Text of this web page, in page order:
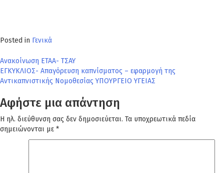
Posted in Γενικά
Πλοήγηση
άρθρων
Ανακοίνωση ΕΤΑΑ- ΤΣΑΥ
ΕΓΚΥΚΛΙΟΣ- Απαγόρευση καπνίσματος – εφαρμογή της
Αντικαπνιστικής Νομοθεσίας ΥΠΟΥΡΓΕΙΟ ΥΓΕΙΑΣ
Αφήστε μια απάντηση
Η ηλ. διεύθυνση σας δεν δημοσιεύεται. Τα υποχρεωτικά πεδία
σημειώνονται με *